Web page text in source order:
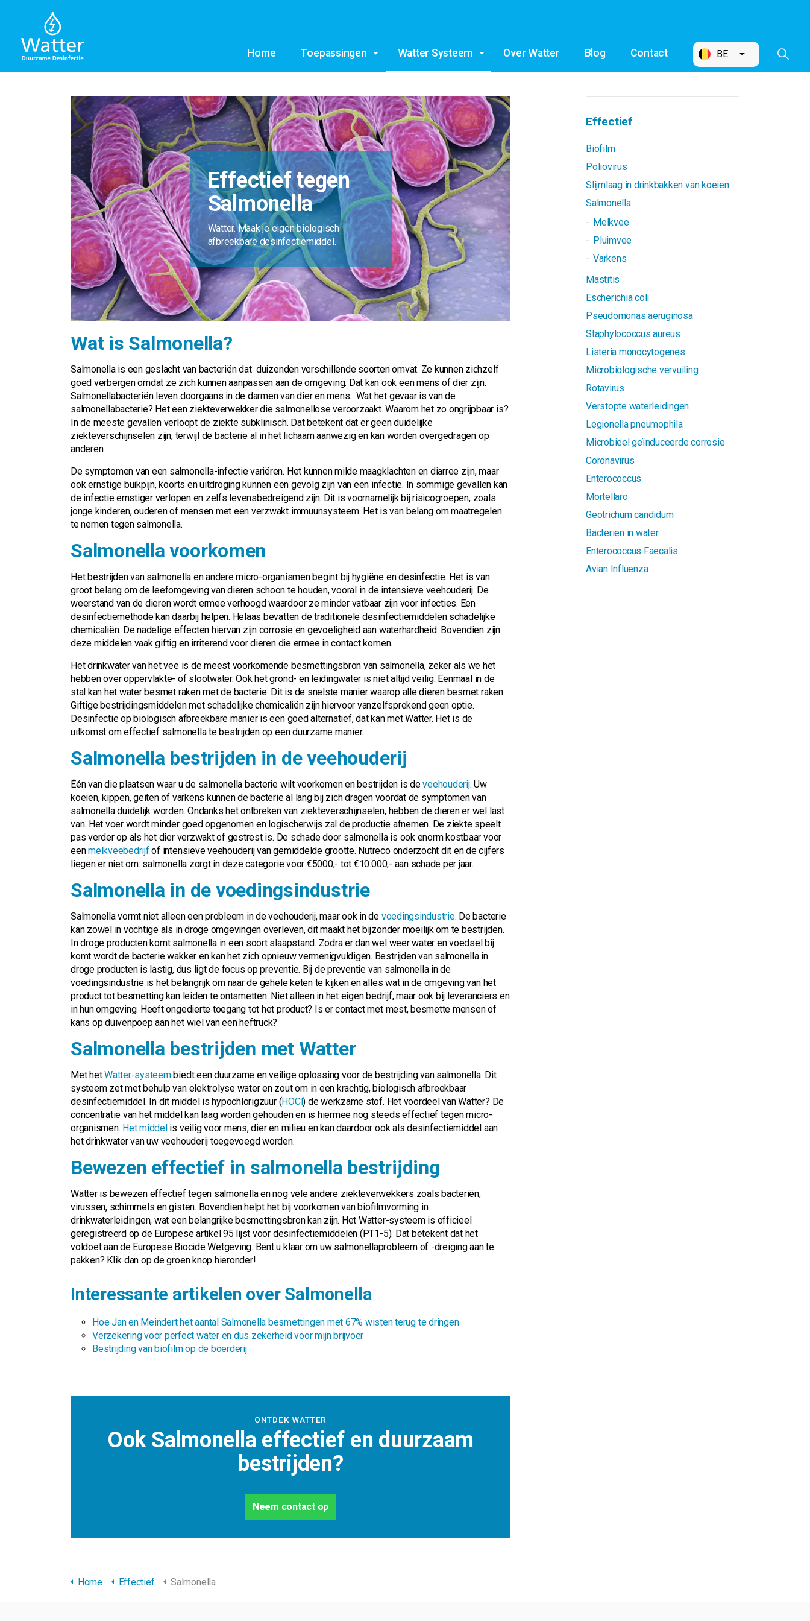
Home Toepassingen Watter Systeem Over Watter Blog Contact BE
Effectief tegen
Salmonella
Watter. Maak je eigen biologisch
afbreekbare desinfectiemiddel.
Wat is Salmonella?
Salmonella is een geslacht van bacteriën dat duizenden verschillende soorten omvat. Ze kunnen zichzelf
goed verbergen omdat ze zich kunnen aanpassen aan de omgeving. Dat kan ook een mens of dier zijn.
Salmonellabacteriën leven doorgaans in de darmen van dier en mens. Wat het gevaar is van de
salmonellabacterie? Het een ziekteverwekker die salmonellose veroorzaakt. Waarom het zo ongrijpbaar is?
In de meeste gevallen verloopt de ziekte subklinisch. Dat betekent dat er geen duidelijke
ziekteverschijnselen zijn, terwijl de bacterie al in het lichaam aanwezig en kan worden overgedragen op
anderen.
De symptomen van een salmonella-infectie variëren. Het kunnen milde maagklachten en diarree zijn, maar
ook ernstige buikpijn, koorts en uitdroging kunnen een gevolg zijn van een infectie. In sommige gevallen kan
de infectie ernstiger verlopen en zelfs levensbedreigend zijn. Dit is voornamelijk bij risicogroepen, zoals
jonge kinderen, ouderen of mensen met een verzwakt immuunsysteem. Het is van belang om maatregelen
te nemen tegen salmonella.
Salmonella voorkomen
Het bestrijden van salmonella en andere micro-organismen begint bij hygiëne en desinfectie. Het is van
groot belang om de leefomgeving van dieren schoon te houden, vooral in de intensieve veehouderij. De
weerstand van de dieren wordt ermee verhoogd waardoor ze minder vatbaar zijn voor infecties. Een
desinfectiemethode kan daarbij helpen. Helaas bevatten de traditionele desinfectiemiddelen schadelijke
chemicaliën. De nadelige effecten hiervan zijn corrosie en gevoeligheid aan waterhardheid. Bovendien zijn
deze middelen vaak giftig en irriterend voor dieren die ermee in contact komen.
Het drinkwater van het vee is de meest voorkomende besmettingsbron van salmonella, zeker als we het
hebben over oppervlakte- of slootwater. Ook het grond- en leidingwater is niet altijd veilig. Eenmaal in de
stal kan het water besmet raken met de bacterie. Dit is de snelste manier waarop alle dieren besmet raken.
Giftige bestrijdingsmiddelen met schadelijke chemicaliën zijn hiervoor vanzelfsprekend geen optie.
Desinfectie op biologisch afbreekbare manier is een goed alternatief, dat kan met Watter. Het is de
uitkomst om effectief salmonella te bestrijden op een duurzame manier.
Salmonella bestrijden in de veehouderij
Één van die plaatsen waar u de salmonella bacterie wilt voorkomen en bestrijden is deveehouderij. Uw
koeien, kippen, geiten of varkens kunnen de bacterie al lang bij zich dragen voordat de symptomen van
salmonella duidelijk worden. Ondanks het ontbreken van ziekteverschijnselen, hebben de dieren er wel last
van. Het voer wordt minder goed opgenomen en logischerwijs zal de productie afnemen. De ziekte speelt
pas verder op als het dier verzwakt of gestrest is. De schade door salmonella is ook enorm kostbaar voor
eenmelkveebedrijfof intensieve veehouderij van gemiddelde grootte. Nutreco onderzocht dit en de cijfers
liegen er niet om: salmonella zorgt in deze categorie voor €5000,- tot €10.000,- aan schade per jaar.
Salmonella in de voedingsindustrie
Salmonella vormt niet alleen een probleem in de veehouderij, maar ook in de voedingsindustrie. De bacterie
kan zowel in vochtige als in droge omgevingen overleven, dit maakt het bijzonder moeilijk om te bestrijden.
In droge producten komt salmonella in een soort slaapstand. Zodra er dan wel weer water en voedsel bij
komt wordt de bacterie wakker en kan het zich opnieuw vermenigvuldigen. Bestrijden van salmonella in
droge producten is lastig, dus ligt de focus op preventie. Bij de preventie van salmonella in de
voedingsindustrie is het belangrijk om naar de gehele keten te kijken en alles wat in de omgeving van het
product tot besmetting kan leiden te ontsmetten. Niet alleen in het eigen bedrijf, maar ook bij leveranciers en
in hun omgeving. Heeft ongedierte toegang tot het product? Is er contact met mest, besmette mensen of
kans op duivenpoep aan het wiel van een heftruck?
Salmonella bestrijden met Watter
Met hetWatter-systeembiedt een duurzame en veilige oplossing voor de bestrijding van salmonella. Dit
systeem zet met behulp van elektrolyse water en zout om in een krachtig, biologisch afbreekbaar
desinfectiemiddel. In dit middel is hypochlorigzuur (HOCl) de werkzame stof. Het voordeel van Watter? De
concentratie van het middel kan laag worden gehouden en is hiermee nog steeds effectief tegen micro-
organismen. Het middelis veilig voor mens, dier en milieu en kan daardoor ook als desinfectiemiddel aan
het drinkwater van uw veehouderij toegevoegd worden.
Bewezen effectief in salmonella bestrijding
Watter is bewezen effectief tegen salmonella en nog vele andere ziekteverwekkers zoals bacteriën,
virussen, schimmels en gisten. Bovendien helpt het bij voorkomen van biofilmvorming in
drinkwaterleidingen, wat een belangrijke besmettingsbron kan zijn. Het Watter-systeem is officieel
geregistreerd op de Europese artikel 95 lijst voor desinfectiemiddelen (PT1-5). Dat betekent dat het
voldoet aan de Europese Biocide Wetgeving. Bent u klaar om uw salmonellaprobleem of -dreiging aan te
pakken? Klik dan op de groen knop hieronder!
Interessante artikelen over Salmonella
Hoe Jan en Meindert het aantal Salmonella besmettingen met 67% wisten terug te dringen
Verzekering voor perfect water en dus zekerheid voor mijn brijvoer
Bestrijding van biofilm op de boerderij
ONTDEK WATTER
Ook Salmonella effectief en duurzaam
bestrijden?
Neem contact op
Effectief
Biofilm
Poliovirus
Slijmlaag in drinkbakken van koeien
Salmonella
Melkvee
Pluimvee
Varkens
Mastitis
Escherichia coli
Pseudomonas aeruginosa
Staphylococcus aureus
Listeria monocytogenes
Microbiologische vervuiling
Rotavirus
Verstopte waterleidingen
Legionella pneumophila
Microbieel geïnduceerde corrosie
Coronavirus
Enterococcus
Mortellaro
Geotrichum candidum
Bacterien in water
Enterococcus Faecalis
Avian Influenza
Home Effectief Salmonella